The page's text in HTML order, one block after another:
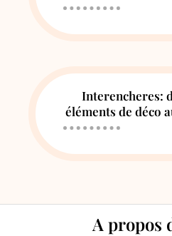
Interencheres:
éléments de déco
A propos